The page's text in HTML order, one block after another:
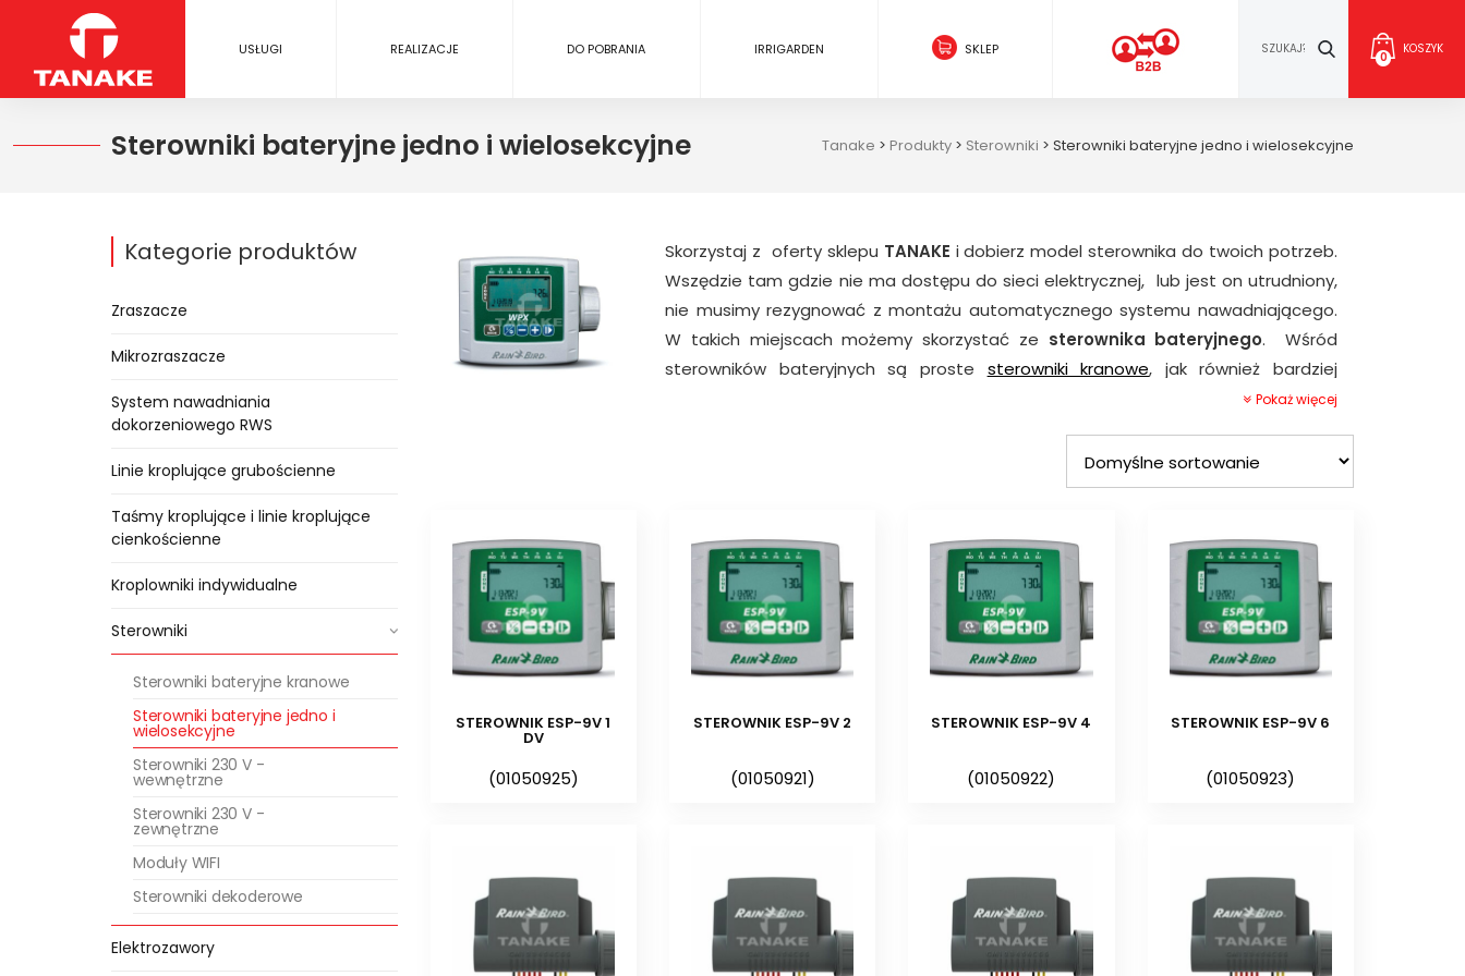
USŁUGI REALIZACJE DO POBRANIA IRRIGARDEN SKLEP 0
KOSZYK
Sterowniki bateryjne jedno i wielosekcyjne Tanake > Produkty > Sterowniki > Sterowniki bateryjne jedno i wielosekcyjne
Skorzystaj z oferty sklepu TANAKE i dobierz model sterownika do twoich potrzeb.
Wszędzie tam gdzie nie ma dostępu do sieci elektrycznej, lub jest on utrudniony,
nie musimy rezygnować z montażu automatycznego systemu nawadniającego.
W takich miejscach możemy skorzystać ze sterownika bateryjnego. Wśród
sterowników bateryjnych są proste sterowniki kranowe, jak również bardziej
zaawansowane sterowniki bateryjne jedno lub wielosekcyjne. W sklepie TANAKE są
Sterowniki bateryjne GALCON
Budowa sterowników bateryjnych jedno lub wielosekcyjnych
Sterowniki bateryjne do systemów nawadniających dzięki swojej wodoodpornej
obudowie możemy montować na zewnątrz budynku. Jeśli chcemy zamontować
sterownik wodoszczelny, najlepiej posiadający certyfikat IP68 np. sterownik
zachowania odporności na niekorzystne warunki pogodowe zwykle mają
Sterowniki bateryjne jedno lub wielosekcyjne współpracują z
elektrozaworami z
cewką 9 VDC, wiele modeli sterowników bateryjnych umożliwia podłączenie
prostego przewodowego czujnika deszczu typu kontaktowego (koreczkowego)
RS500™ Irritrol , lub ™ Rain Bird , które zmniejszają koszty użytkowania
Pokaż więcej
STEROWNIK ESP-9V 1
DV
(01050925)
STEROWNIK ESP-9V 2
(01050921)
STEROWNIK ESP-9V 4
(01050922)
STEROWNIK ESP-9V 6
(01050923)
Kategorie produktów
Zraszacze
Mikrozraszacze
System nawadniania
dokorzeniowego RWS
Linie kroplujące grubościenne
Taśmy kroplujące i linie kroplujące
cienkościenne
Kroplowniki indywidualne
Sterowniki
Sterowniki bateryjne kranowe
Sterowniki bateryjne jedno i
wielosekcyjne
Sterowniki 230 V -
wewnętrzne
Sterowniki 230 V -
zewnętrzne
Moduły WIFI
Sterowniki dekoderowe
Elektrozawory